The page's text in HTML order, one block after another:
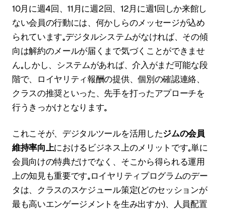
10月に週4回、11月に週2回、12月に週1回しか来館し
ない会員の行動には、何かしらのメッセージが込め
られています。デジタルシステムがなければ、その傾
向は解約のメールが届くまで気づくことができませ
ん。しかし、システムがあれば、介入がまだ可能な段
階で、ロイヤリティ報酬の提供、個別の確認連絡、
クラスの推奨といった、先手を打ったアプローチを
行うきっかけとなります。
これこそが、デジタルツールを活用したジムの会員
維持率向上におけるビジネス上のメリットです。単に
会員向けの特典だけでなく、そこから得られる運用
上の知見も重要です。ロイヤリティプログラムのデー
タは、クラスのスケジュール策定（どのセッションが
最も高いエンゲージメントを生み出すか）、人員配置